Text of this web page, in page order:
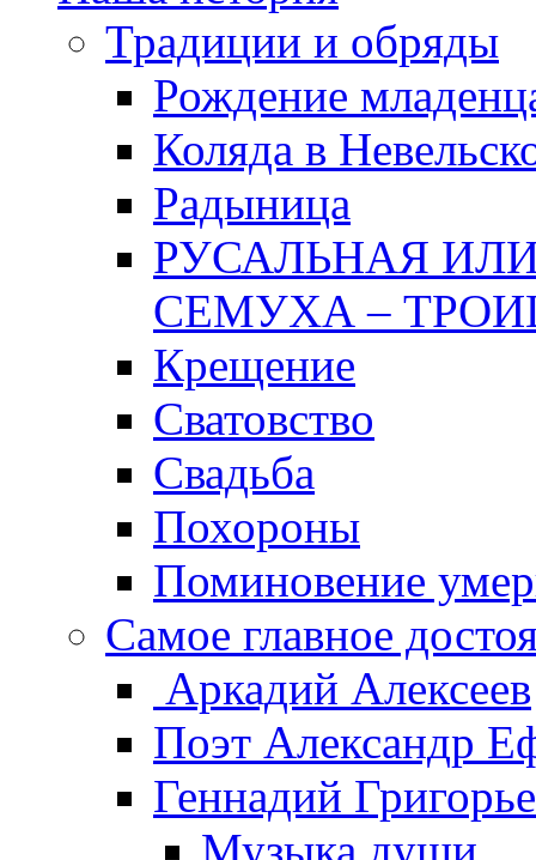
Традиции и обряды
Рождение
Коляда в
Радыница
РУСАЛЬНАЯ
СЕМУХА –
Крещение
Сватовство
Свадьба
Похороны
Поминовение
Самое главное
Аркадий Алексеев
Поэт Александр
Геннадий
Музыка души